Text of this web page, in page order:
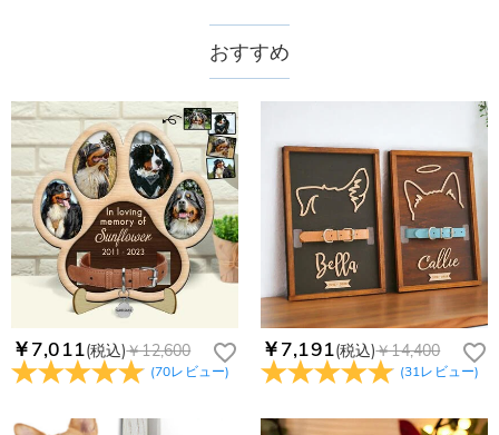
おすすめ
￥7,011(税込)￥12,600
(70レビュー)
￥7,191(税込)￥14,400
(31レビュー)